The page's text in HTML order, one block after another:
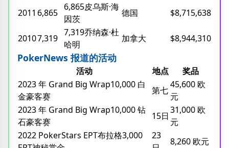
2011 6,865
6,865皮乌斯·海
因茨
德国 $8,715,638
20107,319
7,319乔纳森·杜
哈明
加拿大 $8,944,310
PokerNews 报道的活动
活动 地点
奖品
2023 年 Grand Big Wrap10,000 白
金豪客赛
第七
45,600 欧
元
2023 年 Grand Big Wrap10,000 钻
石豪客赛
15日
31,000 欧
元
2022 PokerStars EPT布拉格3,000
23
8,260 欧元